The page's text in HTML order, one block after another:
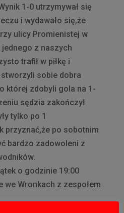
1-0 utrzymywał się
i wydawało się,że
ulicy Promienistej w
jednego z naszych
trafił w piłkę i
sobie dobra
której zdobyli gola na 1-
sędzia zakończył
tylko po 1
przyznać,że po sobotnim
bardzo zadowoleni z
o godzinie 19:00
we Wronkach z zespołem